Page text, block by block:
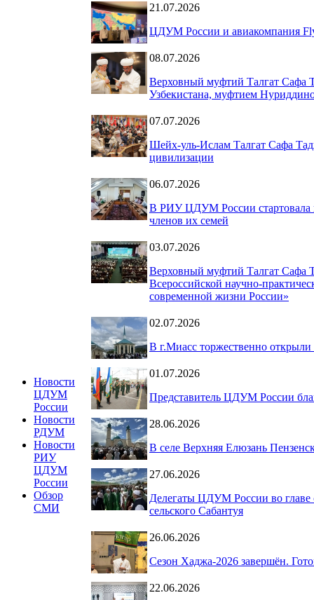
Новости
ЦДУМ
России
Новости
РДУМ
Новости
РИУ
ЦДУМ
России
Обзор
СМИ
21.07.2026
ЦДУМ России и авиакомпания
08.07.2026
Верховный муфтий Талгат Сафа
Узбекистана, муфтием
07.07.2026
Шейх-уль-Ислам Талгат Сафа
цивилизации
06.07.2026
В РИУ ЦДУМ России стартовала
членов их семей
03.07.2026
Верховный муфтий Талгат Сафа
Всероссийской научно-
современной жизни России»
02.07.2026
В г.Миасс торжественно
01.07.2026
Представитель ЦДУМ России
28.06.2026
В селе Верхняя Елюзань
27.06.2026
Делегаты ЦДУМ России во главе
сельского Сабантуя
26.06.2026
Сезон Хаджа-2026 завершён.
22.06.2026